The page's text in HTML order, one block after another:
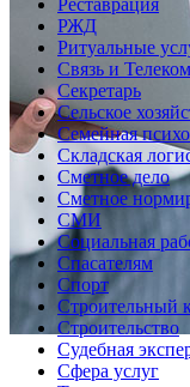
Реставрация
РЖД
Ритуальные
Связь и
Секретарь
Сельское
Семейная
Складская
Сметное дело
Сметное
СМИ
Социальная
Спасателям
Спорт
Строительный
Строительство
Судебная
Сфера услуг